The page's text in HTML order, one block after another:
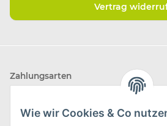
Wie wir Cookies & Co
Vertrag
Zahlungsarten